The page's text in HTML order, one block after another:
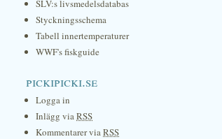
SLV:s livsmedelsdatabas
Styckningsschema
Tabell innertemperaturer
WWF's fiskguide
pickipicki.se
Logga in
Inlägg viaRSS
Kommentarer viaRSS